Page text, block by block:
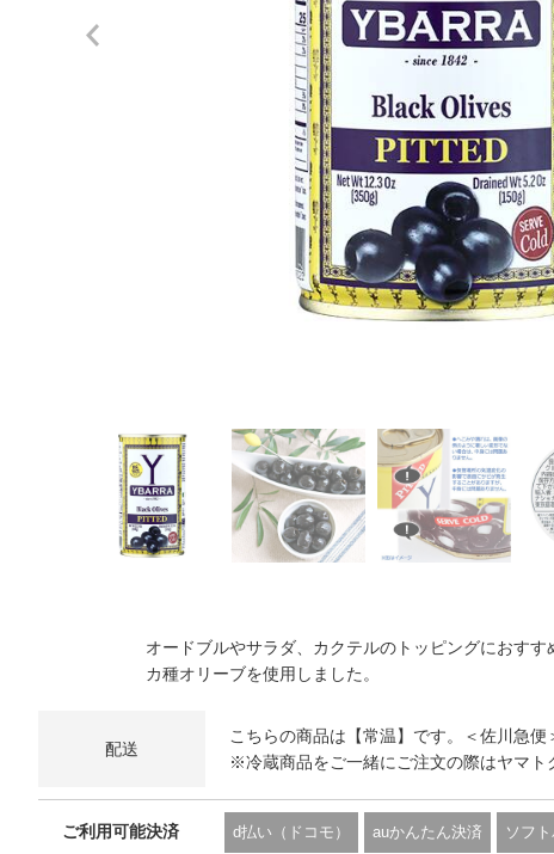
オードブルやサラダ、カクテルのトッピングにおす
カ種オリーブを使用しました。
配送
こちらの商品は【常温】です。＜佐川急便
※冷蔵商品をご一緒にご注文の際はヤマト
ご利用可能決済 d払い（ドコモ） auかんたん決済 ソフ